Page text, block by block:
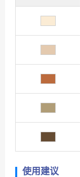
使用建议